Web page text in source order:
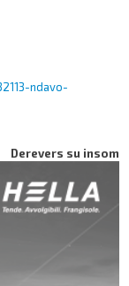
ndavo-
Derevers su insom